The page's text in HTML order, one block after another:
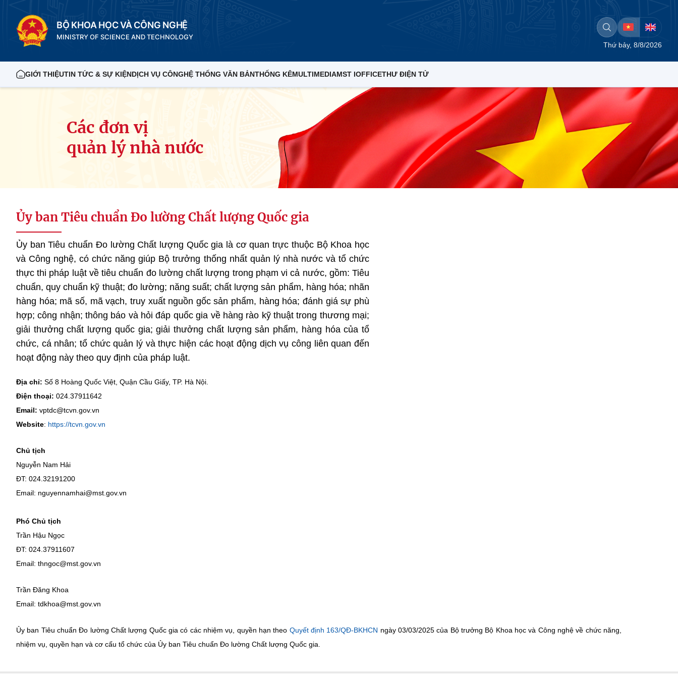
BỘ KHOA HỌC VÀ CÔNG NGHỆ
MINISTRY OF SCIENCE AND TECHNOLOGY
Thứ bảy, 8/8/2026
GIỚI THIỆUTIN TỨC & SỰ KIỆNDỊCH VỤ CÔNGHỆ THỐNG VĂN BẢNTHỐNG KÊMULTIMEDIAMST IOFFICETHƯ ĐIỆN TỬ
Các đơn vị
quản lý nhà nước
Ủy ban Tiêu chuẩn Đo lường Chất lượng Quốc gia
Ủy ban Tiêu chuẩn Đo lường Chất lượng Quốc gia là cơ quan trực thuộc Bộ Khoa học
và Công nghệ, có chức năng giúp Bộ trưởng thống nhất quản lý nhà nước và tổ chức
thực thi pháp luật về tiêu chuẩn đo lường chất lượng trong phạm vi cả nước, gồm: Tiêu
chuẩn, quy chuẩn kỹ thuật; đo lường; năng suất; chất lượng sản phẩm, hàng hóa; nhãn
hàng hóa; mã số, mã vạch, truy xuất nguồn gốc sản phẩm, hàng hóa; đánh giá sự phù
hợp; công nhận; thông báo và hỏi đáp quốc gia về hàng rào kỹ thuật trong thương mại;
giải thưởng chất lượng quốc gia; giải thưởng chất lượng sản phẩm, hàng hóa của tổ
chức, cá nhân; tổ chức quản lý và thực hiện các hoạt động dịch vụ công liên quan đến
hoạt động này theo quy định của pháp luật.
Địa chỉ: Số 8 Hoàng Quốc Việt, Quận Cầu Giấy, TP. Hà Nội.
Điện thoại: 024.37911642
Email: vptdc@tcvn.gov.vn
Website: https://tcvn.gov.vn
Chủ tịch
Nguyễn Nam Hải
ĐT: 024.32191200
Email: nguyennamhai@mst.gov.vn
Phó Chủ tịch
Trần Hậu Ngọc
ĐT: 024.37911607
Email: thngoc@mst.gov.vn
Trần Đăng Khoa
Email: tdkhoa@mst.gov.vn
Ủy ban Tiêu chuẩn Đo lường Chất lượng Quốc gia có các nhiệm vụ, quyền hạn theo Quyết định 163/QĐ-BKHCN ngày 03/03/2025 của Bộ trưởng Bộ Khoa học và Công nghệ về chức năng,
nhiệm vụ, quyền hạn và cơ cấu tổ chức của Ủy ban Tiêu chuẩn Đo lường Chất lượng Quốc gia.